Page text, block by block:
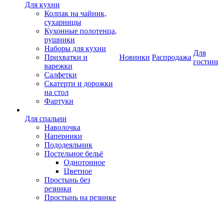
Для кухни
Колпак на чайник,
сухарницы
Кухонные полотенца,
рушники
Наборы для кухни
Прихватки и
варежки
Салфетки
Скатерти и дорожки
на стол
Фартуки
Для спальни
Наволочка
Наперники
Пододеяльник
Постельное бельё
Однотонное
Цветное
Простынь без
резинки
Простынь на резинке
Новинки Распродажа
Для